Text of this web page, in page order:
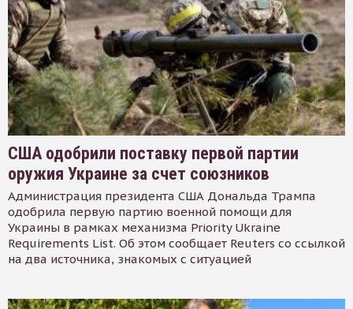
США одобрили поставку первой партии
оружия Украине за счет союзников
Администрация президента США Дональда Трампа
одобрила первую партию военной помощи для
Украины в рамках механизма Priority Ukraine
Requirements List. Об этом сообщает Reuters со ссылкой
на два источника, знакомых с ситуацией